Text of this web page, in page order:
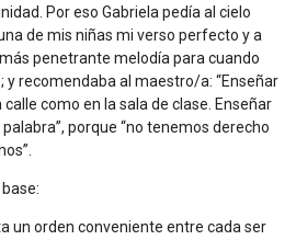
Por eso Gabriela pedía al cielo
de mis niñas mi verso perfecto y a
penetrante melodía para cuando
y recomendaba al maestro/a: “Enseñar
como en la sala de clase. Enseñar
porque “no tenemos derecho
un orden conveniente entre cada ser